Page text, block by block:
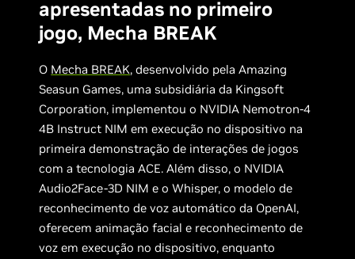
apresentadas no primeiro
jogo, Mecha BREAK
O Mecha BREAK, desenvolvido pela Amazing
Seasun Games, uma subsidiária da Kingsoft
Corporation, implementou o NVIDIA Nemotron-4
4B Instruct NIM em execução no dispositivo na
primeira demonstração de interações de jogos
com a tecnologia ACE. Além disso, o NVIDIA
Audio2Face-3D NIM e o Whisper, o modelo de
reconhecimento de voz automático da OpenAI,
oferecem animação facial e reconhecimento de
voz em execução no dispositivo, enquanto